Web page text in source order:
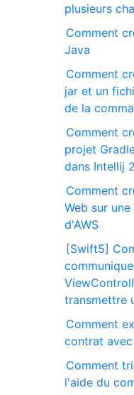
plusieurs
Comment
Java
Comment
jar et un
de la
Comment
projet
dans Intellij
Comment
Web sur
d'AWS
[Swift5]
transmettre
Comment
contrat
Comment
l'aide du